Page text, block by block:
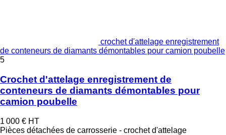
crochet d'attelage enregistrement
de conteneurs de diamants démontables pour camion poubelle
5
Crochet d'attelage enregistrement de
conteneurs de diamants démontables pour
camion poubelle
1 000 € HT
Pièces détachées de carrosserie - crochet d'attelage